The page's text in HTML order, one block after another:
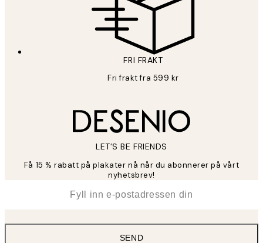
FRI FRAKT
Fri frakt fra 599 kr
LET’S BE FRIENDS
Få 15 % rabatt på plakater nå når du abonnerer på vårt
nyhetsbrev!
SEND